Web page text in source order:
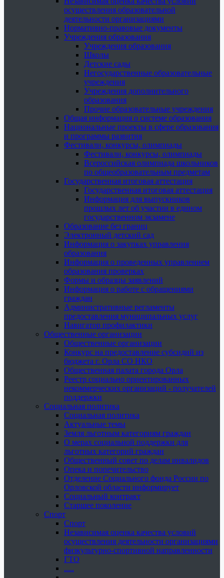
осуществления образовательной
деятельности организациями
Нормативно-правовые документы
Учреждения образования
Учреждения образования
Школы
Детские сады
Негосударственные образовательные
учреждения
Учреждения дополнительного
образования
Прочие образовательные учреждения
Общая информация о системе образования
Национальные проекты в сфере образования
и программы развития
Фестивали, конкурсы, олимпиады
Фестивали, конкурсы, олимпиады
Всероссийская олимпиада школьников
по общеобразовательным предметам
Государственная итоговая аттестация
Государственная итоговая аттестация
Информация для выпускников
прошлых лет об участии в едином
государственном экзамене
Образование без границ
Электронный детский сад
Информация о закупках управления
образования
Информация о проведенных управлением
образования проверках
Формы и образцы заявлений
Информация о работе с обращениями
граждан
Административные регламенты
предоставления муниципальных услуг
Навигатор профилактики
Общественные организации
Общественные организации
Конкурс на предоставление субсидий из
бюджета г. Орла СО НКО
Общественная палата города Орла
Реестр социально ориентированных
некоммерческих организаций - получателей
поддержки
Социальная политика
Социальная политика
Актуальные темы
Земля льготным категориям граждан
О мерах социальной поддержки для
льготных категорий граждан
Общественный совет по делам инвалидов
Опека и попечительство
Отделение Социального фонда России по
Орловской области информирует
Социальный контракт
Старшее поколение
Спорт
Спорт
Независимая оценка качества условий
осуществления деятельности организациями
физкультурно-спортивной направленности
ГТО
.....